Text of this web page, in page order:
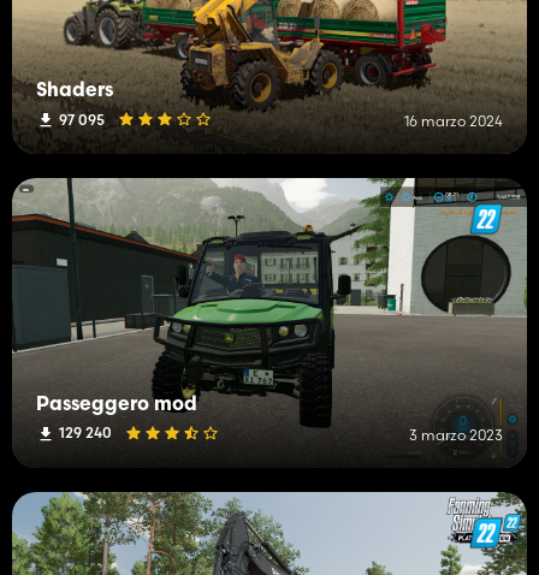
Shaders
97 095 16 marzo 2024
Passeggero mod
129 240 3 marzo 2023